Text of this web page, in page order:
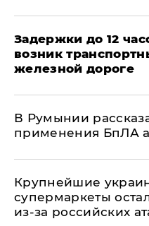
Задержки до 12
возник
железной дороге
В Румынии
применения БпЛА
Крупнейшие
супермаркеты
из-за российских